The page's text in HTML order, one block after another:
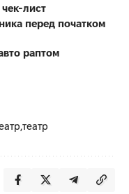
лист
перед початком
раптом
театр